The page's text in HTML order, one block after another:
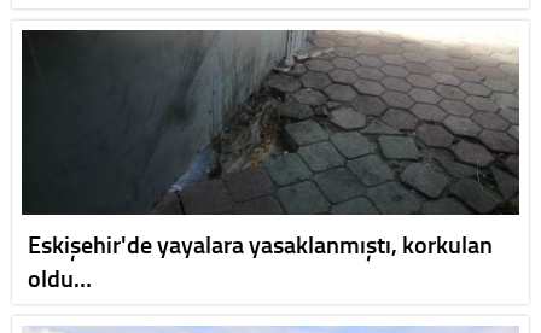
Eskişehir'de yayalara yasaklanmıştı, korkulan
oldu…